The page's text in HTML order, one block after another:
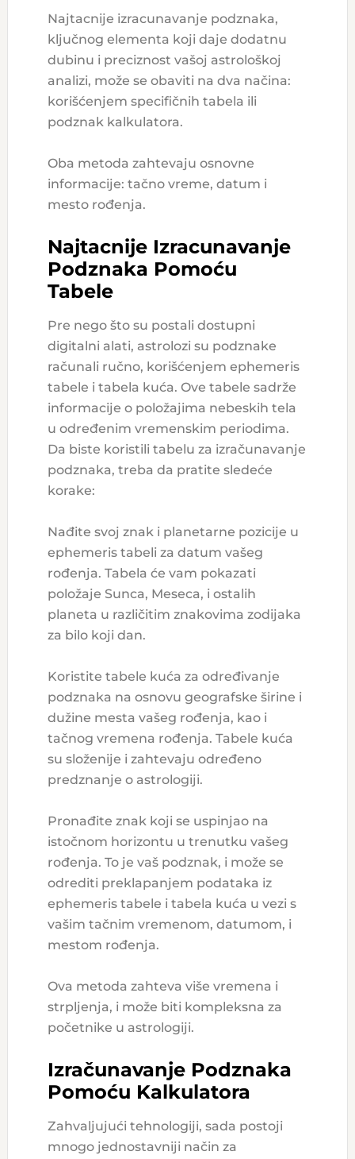
Najtacnije izracunavanje podznaka,
ključnog elementa koji daje dodatnu
dubinu i preciznost vašoj astrološkoj
analizi, može se obaviti na dva načina:
korišćenjem specifičnih tabela ili
podznak kalkulatora.
Oba metoda zahtevaju osnovne
informacije: tačno vreme, datum i
mesto rođenja.
Najtacnije Izracunavanje
Podznaka Pomoću
Tabele
Pre nego što su postali dostupni
digitalni alati, astrolozi su podznake
računali ručno, korišćenjem ephemeris
tabele i tabela kuća. Ove tabele sadrže
informacije o položajima nebeskih tela
u određenim vremenskim periodima.
Da biste koristili tabelu za izračunavanje
podznaka, treba da pratite sledeće
korake:
Nađite svoj znak i planetarne pozicije u
ephemeris tabeli za datum vašeg
rođenja. Tabela će vam pokazati
položaje Sunca, Meseca, i ostalih
planeta u različitim znakovima zodijaka
za bilo koji dan.
Koristite tabele kuća za određivanje
podznaka na osnovu geografske širine i
dužine mesta vašeg rođenja, kao i
tačnog vremena rođenja. Tabele kuća
su složenije i zahtevaju određeno
predznanje o astrologiji.
Pronađite znak koji se uspinjao na
istočnom horizontu u trenutku vašeg
rođenja. To je vaš podznak, i može se
odrediti preklapanjem podataka iz
ephemeris tabele i tabela kuća u vezi s
vašim tačnim vremenom, datumom, i
mestom rođenja.
Ova metoda zahteva više vremena i
strpljenja, i može biti kompleksna za
početnike u astrologiji.
Izračunavanje Podznaka
Pomoću Kalkulatora
Zahvaljujući tehnologiji, sada postoji
mnogo jednostavniji način za